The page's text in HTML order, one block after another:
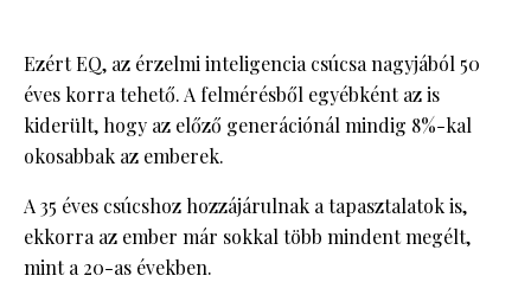
Ezért EQ, az érzelmi inteligencia csúcsa nagyjából 50
éves korra tehető. A felmérésből egyébként az is
kiderült, hogy az előző generációnál mindig 8%-kal
okosabbak az emberek.
A 35 éves csúcshoz hozzájárulnak a tapasztalatok is,
ekkorra az ember már sokkal több mindent megélt,
mint a 20-as években.